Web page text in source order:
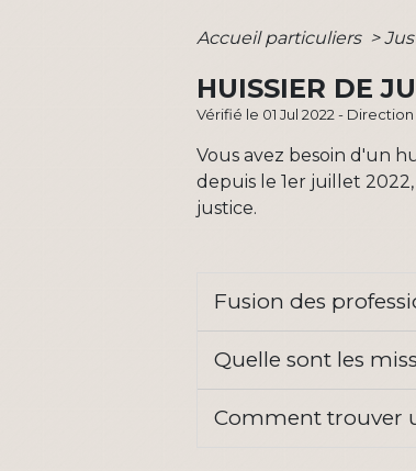
Accueil particuliers >
HUISSIER DE
Vérifié le 01 Jul 2022 -
Vous avez besoin d'un
depuis le 1er juillet 2022,
justice.
Fusion des
Quelle sont les
Comment trouver